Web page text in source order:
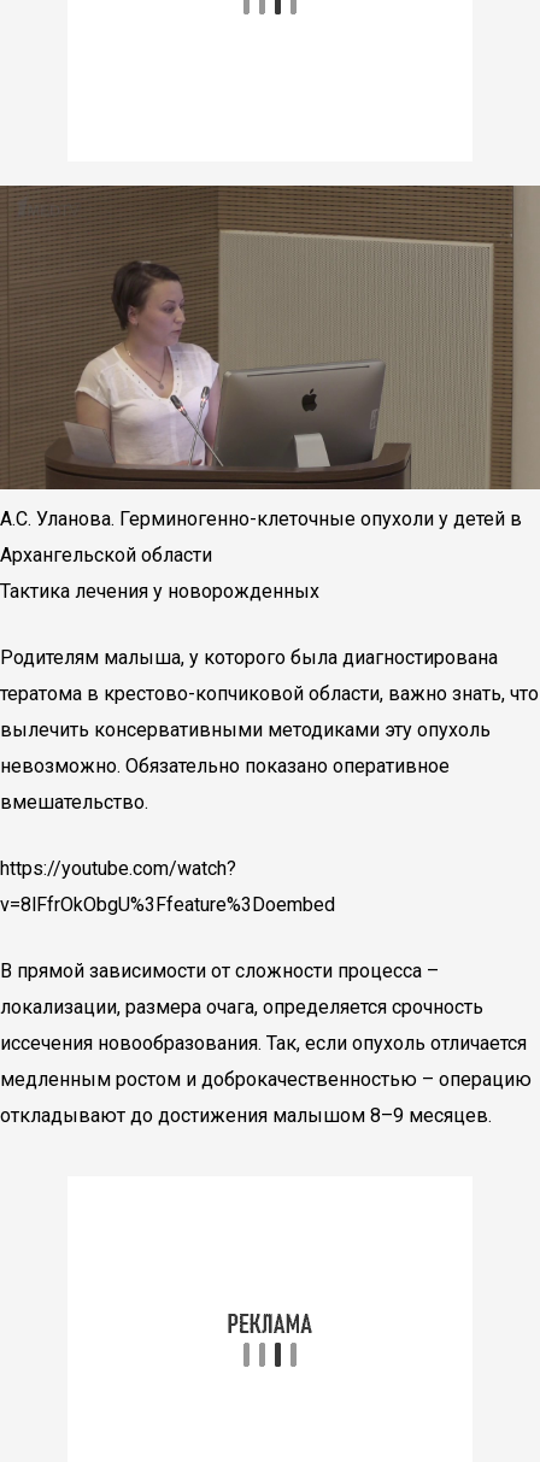
А.С. Уланова. Герминогенно-клеточные опухоли у детей в
Архангельской области
Тактика лечения у новорожденных
Родителям малыша, у которого была диагностирована
тератома в крестово-копчиковой области, важно знать, что
вылечить консервативными методиками эту опухоль
невозможно. Обязательно показано оперативное
вмешательство.
https://youtube.com/watch?
v=8lFfrOkObgU%3Ffeature%3Doembed
В прямой зависимости от сложности процесса –
локализации, размера очага, определяется срочность
иссечения новообразования. Так, если опухоль отличается
медленным ростом и доброкачественностью – операцию
откладывают до достижения малышом 8–9 месяцев.